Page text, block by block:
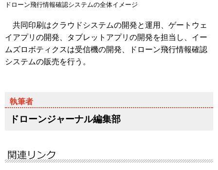
ドローン飛行情報確認システムの全体イメージ
共同印刷はクラウドシステムの開発と運用、ゲートウェ
イアプリの開発、タブレットアプリの開発を担当し、イー
ムズロボティクスは受信機の開発、ドローン飛行情報確認
システムの販売を行う。
ドローンジャーナル編集部